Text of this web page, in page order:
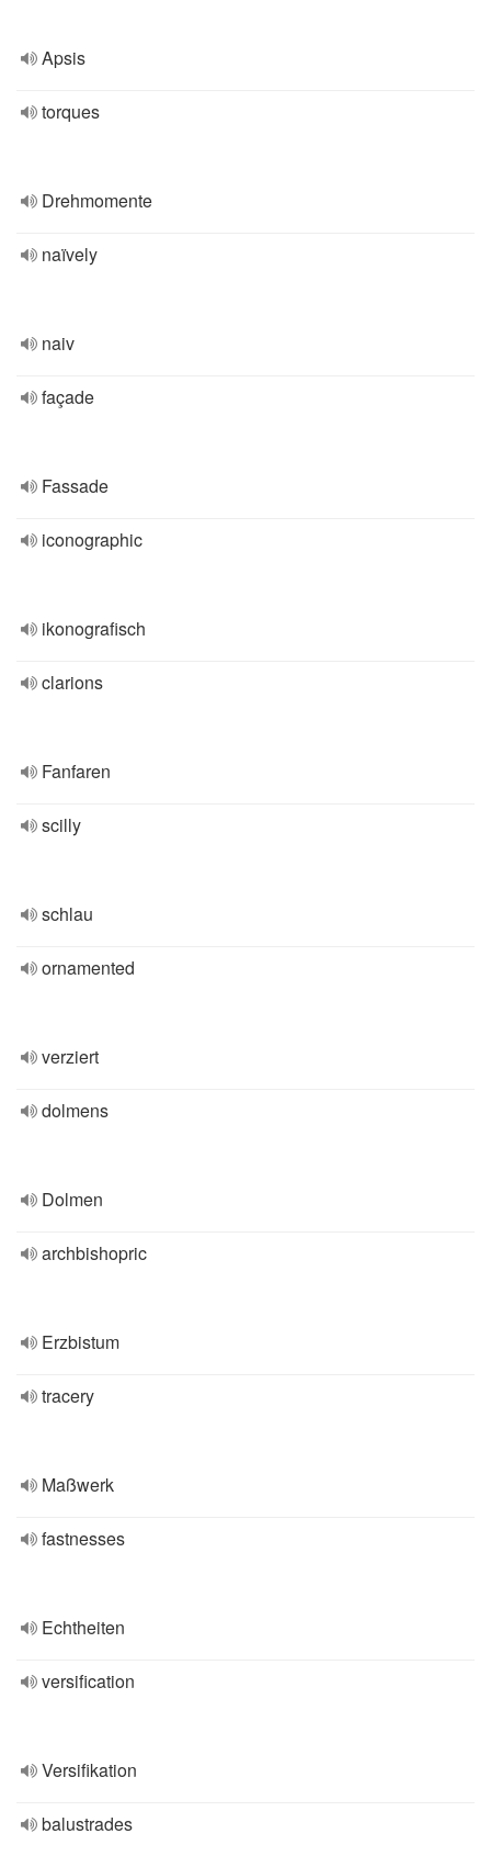
Apsis
torques
Drehmomente
naïvely
naiv
façade
Fassade
iconographic
ikonografisch
clarions
Fanfaren
scilly
schlau
ornamented
verziert
dolmens
Dolmen
archbishopric
Erzbistum
tracery
Maßwerk
fastnesses
Echtheiten
versification
Versifikation
balustrades